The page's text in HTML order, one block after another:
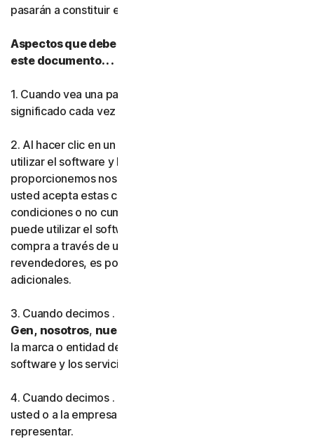
pasarán a constituir el
Aspectos que debe tener en cuenta mientras lee
este documento. . .
1. Cuando vea una palabra en
significado cada vez que se utilice en este documento.
2. Al hacer clic en un botón de aceptación, instalar o
utilizar el software y los servicios (ya sea que los
proporcionemos nosotros o uno de nuestros socios),
usted acepta estas condiciones. Si no acepta las
condiciones o no cumple las normas que establecen, no
puede utilizar el software ni los servicios. Si realizó la
compra a través de uno de nuestros socios o
revendedores, es posible que se le apliquen condiciones
adicionales.
3. Cuando decimos . .
Gen, nosotros, nuestro
la marca o entidad de Gen Digital que proporciona el
software y los servicios en su región.
4. Cuando decimos . .
usted o a la empresa o entidad que está autorizado a
representar.